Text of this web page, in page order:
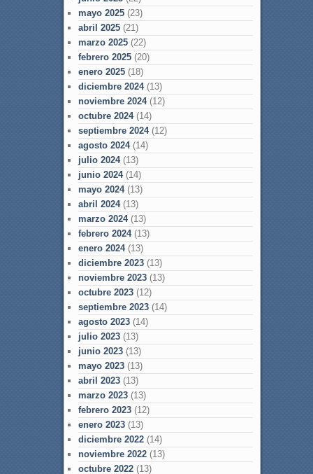
mayo 2025(23)
abril 2025(21)
marzo 2025(22)
febrero 2025(20)
enero 2025(18)
diciembre 2024(13)
noviembre 2024(12)
octubre 2024(14)
septiembre 2024(12)
agosto 2024(14)
julio 2024(13)
junio 2024(14)
mayo 2024(13)
abril 2024(13)
marzo 2024(13)
febrero 2024(13)
enero 2024(13)
diciembre 2023(13)
noviembre 2023(13)
octubre 2023(12)
septiembre 2023(14)
agosto 2023(14)
julio 2023(13)
junio 2023(13)
mayo 2023(13)
abril 2023(13)
marzo 2023(13)
febrero 2023(12)
enero 2023(13)
diciembre 2022(14)
noviembre 2022(13)
octubre 2022(13)